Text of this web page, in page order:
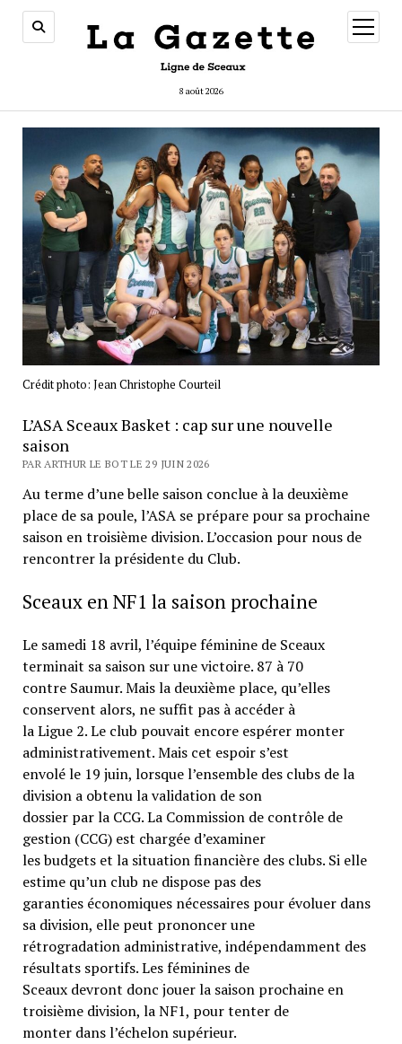
8 août 2026
ouvrir
menu
Crédit photo: Jean Christophe Courteil
L’ASA Sceaux Basket : cap sur une nouvelle
saison
PAR ARTHUR LE BOT LE 29 JUIN 2026
Au terme d’une belle saison conclue à la deuxième
place de sa poule, l’ASA se prépare pour sa prochaine
saison en troisième division. L’occasion pour nous de
rencontrer la présidente du Club.
Sceaux en NF1 la saison prochaine
Le samedi 18 avril, l’équipe féminine de Sceaux
terminait sa saison sur une victoire. 87 à 70
contre Saumur. Mais la deuxième place, qu’elles
conservent alors, ne suffit pas à accéder à
la Ligue 2. Le club pouvait encore espérer monter
administrativement. Mais cet espoir s’est
envolé le 19 juin, lorsque l’ensemble des clubs de la
division a obtenu la validation de son
dossier par la CCG. La Commission de contrôle de
gestion (CCG) est chargée d’examiner
les budgets et la situation financière des clubs. Si elle
estime qu’un club ne dispose pas des
garanties économiques nécessaires pour évoluer dans
sa division, elle peut prononcer une
rétrogradation administrative, indépendamment des
résultats sportifs. Les féminines de
Sceaux devront donc jouer la saison prochaine en
troisième division, la NF1, pour tenter de
monter dans l’échelon supérieur.